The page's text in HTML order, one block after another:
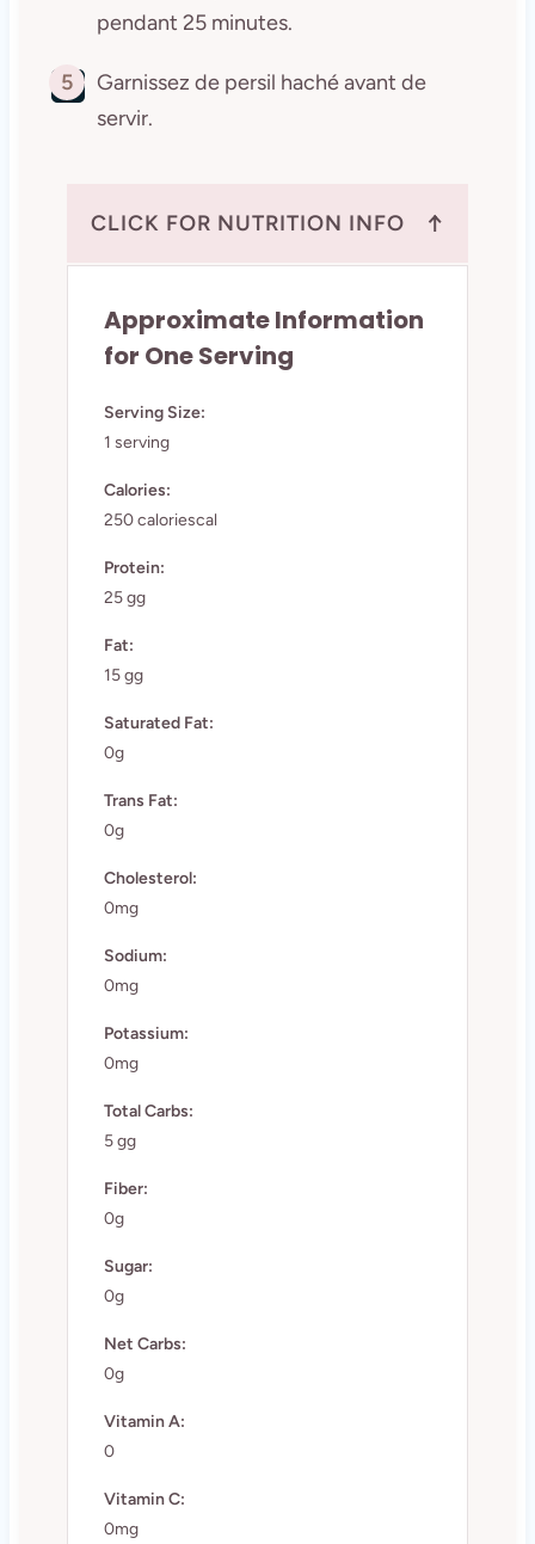
pendant 25 minutes.
5
Garnissez de persil haché avant de
servir.
CLICK FOR NUTRITION INFO ↑
Approximate Information
for One Serving
Serving Size:
1 serving
Calories:
250 caloriescal
Protein:
25 gg
Fat:
15 gg
Saturated Fat:
0g
Trans Fat:
0g
Cholesterol:
0mg
Sodium:
0mg
Potassium:
0mg
Total Carbs:
5 gg
Fiber:
0g
Sugar:
0g
Net Carbs:
0g
Vitamin A:
0
Vitamin C:
0mg